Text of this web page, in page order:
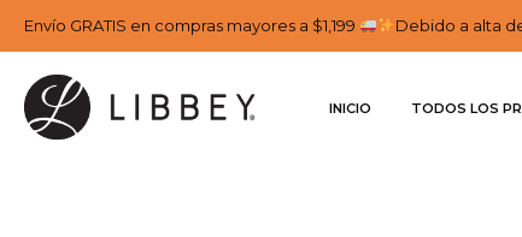
Envío GRATIS en compras mayores a $1,199 Debido a alta
INICIO TODOS LOS